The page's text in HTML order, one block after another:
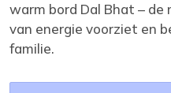
warm bord Dal Bhat –
van energie voorziet en
familie.